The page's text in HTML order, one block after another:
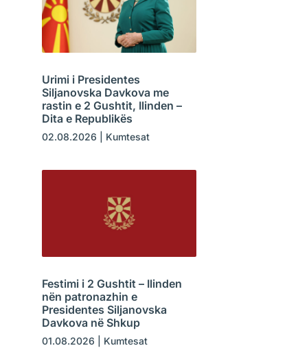
Urimi i Presidentes
Siljanovska Davkova me
rastin e 2 Gushtit, Ilinden –
Dita e Republikës
02.08.2026 Kumtesat
Festimi i 2 Gushtit – Ilinden
nën patronazhin e
Presidentes Siljanovska
Davkova në Shkup
01.08.2026 Kumtesat